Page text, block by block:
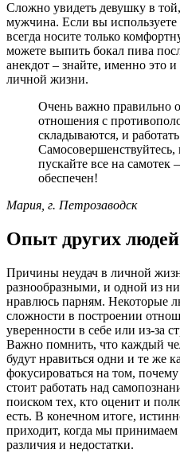
Сложно увидеть девушку в той,
мужчина. Если вы
всегда носите только
можете выпить бокал пива
анекдот – знайте, именно это
личной жизни.
Очень важно правильно
отношения с
складываются, и
Самосовершенствуйтесь,
пускайте все на самотек
обеспечен!
Мария, г. Петрозаводск
Опыт других людей
Причины неудач в личной
разнообразными, и одной из
нравлюсь парням. Некоторые
сложности в построении
уверенности в себе или из-за
Важно помнить, что каждый
будут нравиться одни и те же
фокусироваться на том,
стоит работать над
поиском тех, кто оценит и
есть. В конечном итоге,
приходит, когда мы
различия и недостатки.